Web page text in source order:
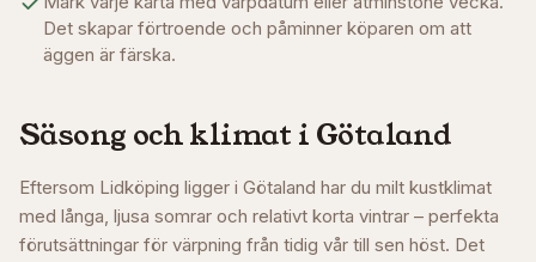
Det skapar förtroende och påminner köparen om att
äggen är färska.
Säsong och klimat i Götaland
Eftersom Lidköping ligger i Götaland har du milt kustklimat
med långa, ljusa somrar och relativt korta vintrar – perfekta
förutsättningar för värpning från tidig vår till sen höst. Det